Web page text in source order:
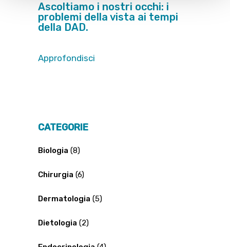
Ascoltiamo i nostri occhi: i
problemi della vista ai tempi
della DAD.
Approfondisci
CATEGORIE
Biologia (8)
Chirurgia (6)
Dermatologia (5)
Dietologia (2)